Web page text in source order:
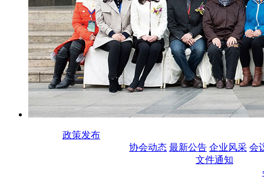
政策发布
协会动态 最新公告 企业风采 会
文件通知